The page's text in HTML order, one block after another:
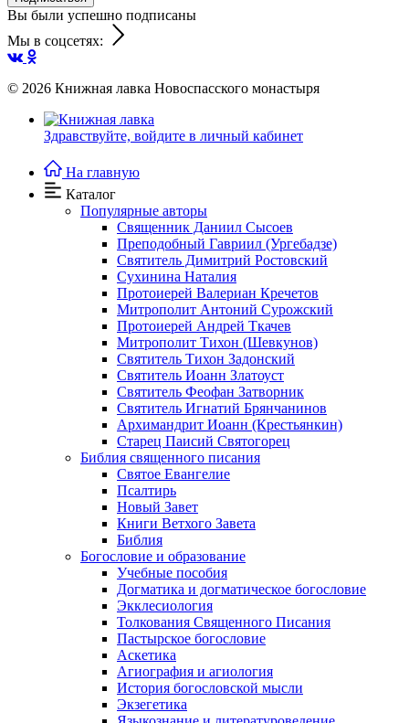
Вы были успешно подписаны
Мы в соцсетях:
© 2026 Книжная лавка Новоспасского монастыря
Здравствуйте, войдите в личный кабинет
На главную
Каталог
Популярные авторы
Священник Даниил Сысоев
Преподобный Гавриил (Ургебадзе)
Святитель Димитрий Ростовский
Сухинина Наталия
Протоиерей Валериан Кречетов
Митрополит Антоний Сурожский
Протоиерей Андрей Ткачев
Митрополит Тихон (Шевкунов)
Святитель Тихон Задонский
Святитель Иоанн Златоуст
Cвятитель Феофан Затворник
Святитель Игнатий Брянчанинов
Архимандрит Иоанн (Крестьянкин)
Старец Паисий Святогорец
Библия священного писания
Святое Евангелие
Псалтирь
Новый Завет
Книги Ветхого Завета
Библия
Богословие и образование
Учебные пособия
Догматика и догматическое богословие
Экклесиология
Толкования Священного Писания
Пастырское богословие
Аскетика
Агиография и агиология
История богословской мысли
Экзегетика